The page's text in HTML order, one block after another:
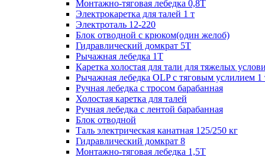
Монтажно-тяговая лебедка 0,8Т
Электрокаретка для талей 1 т
Электроталь 12-220
Блок отводной с крюком(один желоб)
Гидравлический домкрат 5T
Рычажная лебедка 1Т
Каретка холостая для тали для тяжелых
Рычажная лебедка OLP с тяговым услилием 1
Ручная лебедка с тросом барабанная
Холостая каретка для талей
Ручная лебедка с лентой барабанная
Блок отводной
Таль электрическая канатная 125/250 кг
Гидравлический домкрат 8
Монтажно-тяговая лебедка 1,5Т